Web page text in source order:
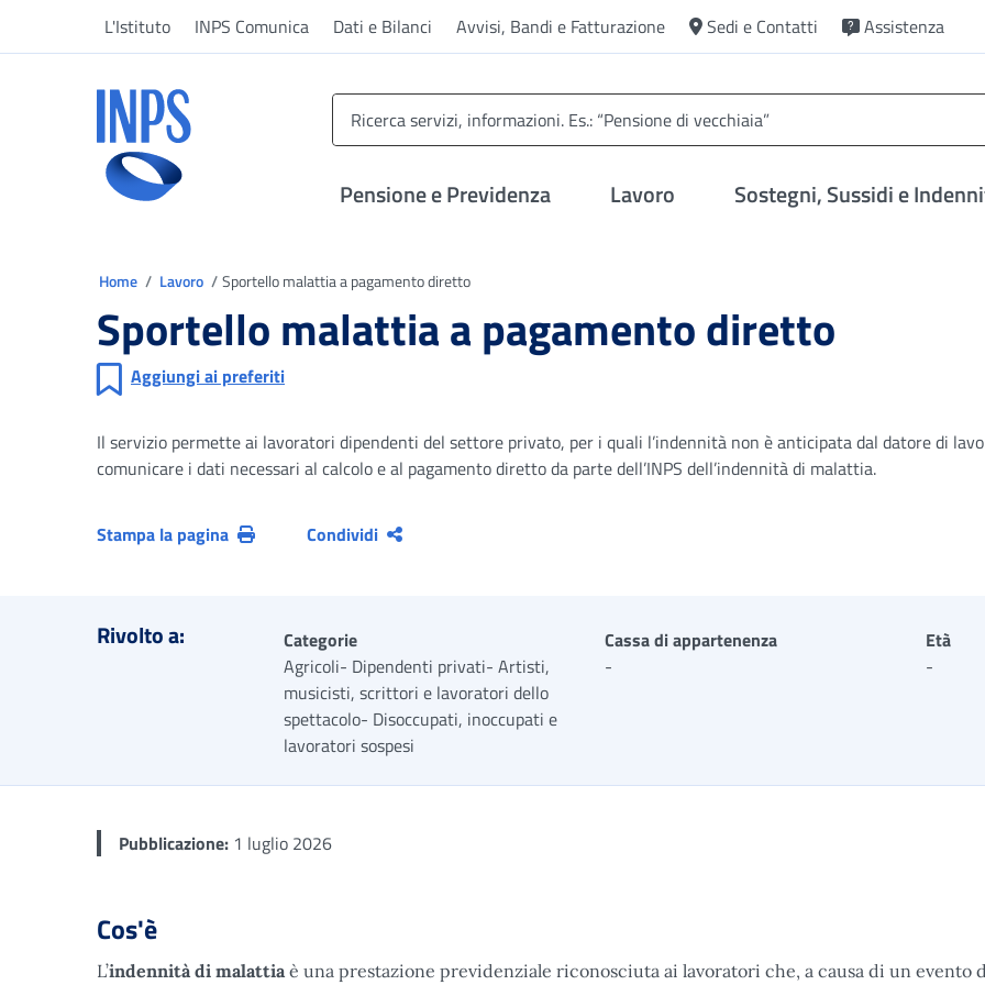
L'Istituto INPS Comunica Dati e Bilanci Avvisi, Bandi e Fatturazione Sedi e Contatti
Assistenza
Pensione e Previdenza Lavoro Sostegni, Sussidi e
Home Lavoro Sportello malattia a pagamento diretto
Sportello malattia a pagamento diretto
Aggiungi ai preferiti
Il servizio permette ai lavoratori dipendenti del settore privato, per i quali l’indennità non è anticipata dal datore di
comunicare i dati necessari al calcolo e al pagamento diretto da parte dell’INPS dell’indennità di malattia.
Stampa la pagina Condividi
Rivolto a:
Categorie
Agricoli- Dipendenti privati- Artisti,
musicisti, scrittori e lavoratori dello
spettacolo- Disoccupati, inoccupati e
lavoratori sospesi
Cassa di appartenenza
-
Età
-
Pubblicazione: 1 luglio 2026
Cos'è
L’indennità di malattiaè una prestazione previdenziale riconosciuta ai lavoratori che, a causa di un evento